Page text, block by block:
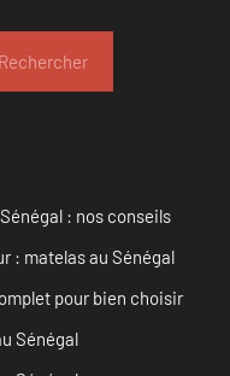
Rechercher
: nos conseils
: matelas au Sénégal
pour bien choisir
Sénégal